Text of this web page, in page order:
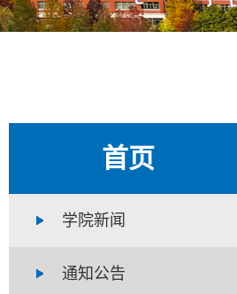
首页
学院新闻
通知公告